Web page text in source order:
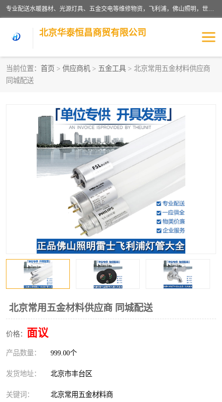
专业配送水暖器材、光源灯具、五金交电等维修物资，飞利浦，佛山照明，世达，博世，九牧，特陶等各产品涉及国内外知名品牌。公司专注与物业、学校、酒店、工厂等单位合作，提供一站式配送服务，降低客户综合成本。依托电子商务改变传统模式，以专业的团队为客户提供24H物资配送到达，货到月结、统一开票，便捷退换等服务，提高了企业的运营效率。
北京华泰恒昌商贸有限公司
当前位置： 首页 > 供应商机 > 五金工具 > 北京常用五金材料供应商
同城配送
北京常用五金材料供应商 同城配送
价格： 面议
产品数量： 999.00个
发货地址： 北京市丰台区
关键词： 北京常用五金材料商
水暖阀门
涂料辅材